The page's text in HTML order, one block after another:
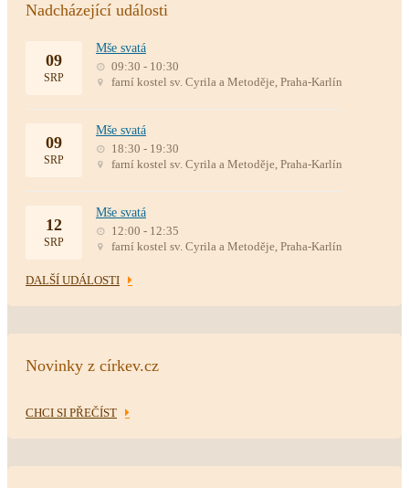
Nadcházející události
09
SRP
Mše svatá
09:30 - 10:30
farní kostel sv. Cyrila a Metoděje, Praha-Karlín
09
SRP
Mše svatá
18:30 - 19:30
farní kostel sv. Cyrila a Metoděje, Praha-Karlín
12
SRP
Mše svatá
12:00 - 12:35
farní kostel sv. Cyrila a Metoděje, Praha-Karlín
DALŠÍ UDÁLOSTI
Novinky z církev.cz
CHCI SI PŘEČÍST